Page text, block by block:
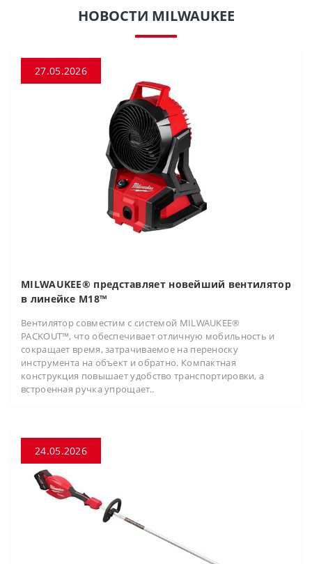
НОВОСТИ MILWAUKEE
27.05.2026
MILWAUKEE® представляет новейший вентилятор
в линейке M18™
Вентилятор совместим с системой MILWAUKEE®
PACKOUT™, что обеспечивает отличную мобильность и
сокращает время, затрачиваемое на переноску
инструмента на объект и обратно. Компактная
конструкция повышает удобство транспортировки, а
встроенная ручка упрощает..
24.05.2026